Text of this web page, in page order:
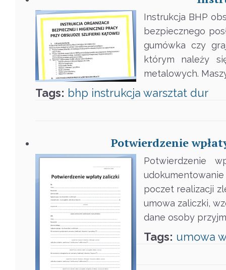
Instrukcja BHP
bezpiecznego
gumówka czy
którym należy
metalowych.
Tags: bhp instrukcja warsztat dur
Potwierdzenie
Potwierdzenie
udokumentowanie
poczet realizacji
umowa zaliczki,
dane osoby
Tags: umowa